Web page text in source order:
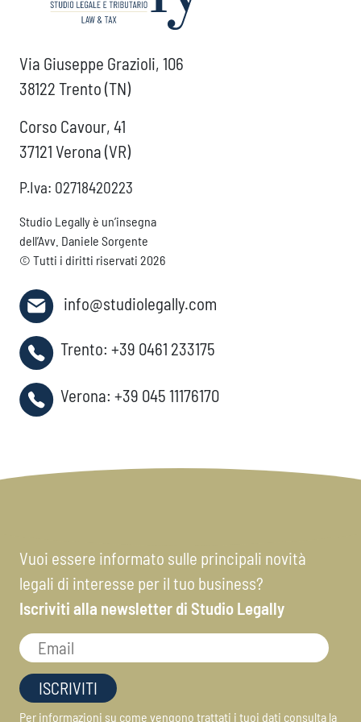
Via Giuseppe Grazioli, 106
38122 Trento (TN)
Corso Cavour, 41
37121 Verona (VR)
P.Iva: 02718420223
Studio Legally è un’insegna
dell’Avv. Daniele Sorgente
© Tutti i diritti riservati 2026
info@studiolegally.com
Trento: +39 0461 233175
Verona: +39 045 11176170
Vuoi essere informato sulle principali novità
legali di interesse per il tuo business?
Iscriviti alla newsletter di Studio Legally
Per informazioni su come vengono trattati i tuoi dati consulta la